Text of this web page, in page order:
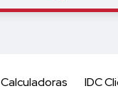
Calculadoras IDC